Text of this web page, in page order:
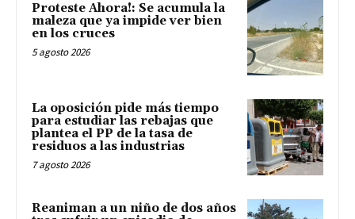
Proteste Ahora!: Se acumula la
maleza que ya impide ver bien
en los cruces
5 agosto 2026
La oposición pide más tiempo
para estudiar las rebajas que
plantea el PP de la tasa de
residuos a las industrias
7 agosto 2026
Reaniman a un niño de dos años